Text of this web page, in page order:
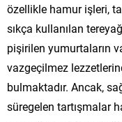
özellikle hamur işleri,
sıkça kullanılan
pişirilen yumurtaların
vazgeçilmez
bulmaktadır. Ancak,
süregelen tartışmalar